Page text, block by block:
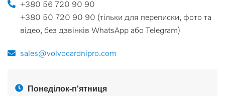
+380 56 720 90 90
+380 50 720 90 90 (тільки для переписки, фото та
відео, без дзвінків WhatsApp або Telegram)
sales@volvocardnipro.com
Понеділок-п'ятниця